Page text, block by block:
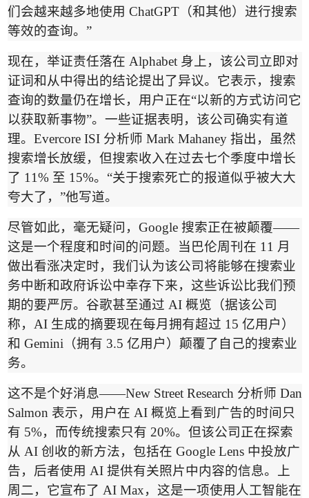
们会越来越多地使用 ChatGPT（和其他）进行搜索
等效的查询。 ”
现在，举证责任落在 Alphabet 身上，该公司立即对
证词和从中得出的结论提出了异议。它表示，搜索
查询的数量仍在增长，用户正在“以新的方式访问它
以获取新事物”。一些证据表明，该公司确实有道
理。 Evercore ISI 分析师 Mark Mahaney 指出，虽然
搜索增长放缓，但搜索收入在过去七个季度中增长
了 11% 至 15%。 “关于搜索死亡的报道似乎被大大
夸大了， ”他写道。
尽管如此，毫无疑问， Google 搜索正在被颠覆——
这是一个程度和时间的问题。当巴伦周刊在 11 月
做出看涨决定时，我们认为该公司将能够在搜索业
务中断和政府诉讼中幸存下来，这些诉讼比我们预
期的要严厉。谷歌甚至通过 AI 概览（据该公司
称， AI 生成的摘要现在每月拥有超过 15 亿用户）
和 Gemini （拥有 3.5 亿用户）颠覆了自己的搜索业
务。
这不是个好消息——New Street Research 分析师 Dan
Salmon 表示，用户在 AI 概览上看到广告的时间只
有 5%，而传统搜索只有 20%。但该公司正在探索
从 AI 创收的新方法，包括在 Google Lens 中投放广
告，后者使用 AI 提供有关照片中内容的信息。上
周二，它宣布了 AI Max，这是一项使用人工智能在